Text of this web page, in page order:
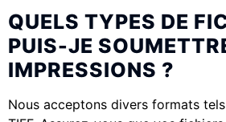
QUELS TYPES DE
PUIS-JE
IMPRESSIONS ?
Nous acceptons divers formats tels